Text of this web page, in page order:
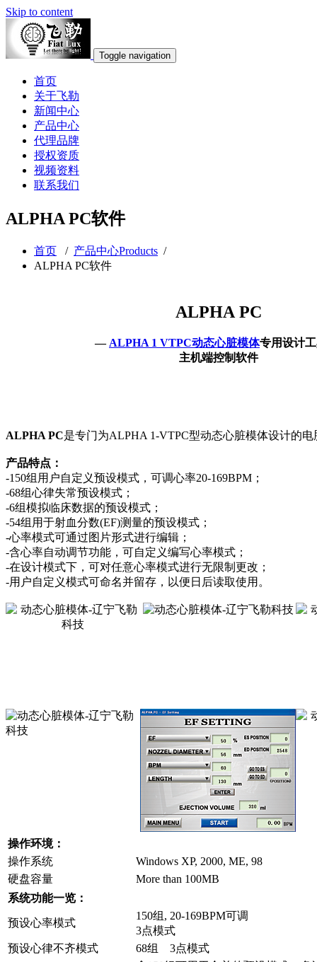
Skip to content
Toggle navigation
首页
关于飞勒
新闻中心
产品中心
代理品牌
授权资质
视频资料
联系我们
ALPHA PC软件
首页 / 产品中心Products /
ALPHA PC软件
ALPHA PC
— ALPHA 1 VTPC动态心脏模体专用设计
主机端控制软件
ALPHA PC是专门为ALPHA 1-VTPC型动态心脏模体设计的
产品特点：
-150组用户自定义预设模式，可调心率20-169BPM；
-68组心律失常预设模式；
-6组模拟临床数据的预设模式；
-54组用于射血分数(EF)测量的预设模式；
-心率模式可通过图片形式进行编辑；
-含心率自动调节功能，可自定义编写心率模式；
-在设计模式下，可对任意心率模式进行无限制更改；
-用户自定义模式可命名并留存，以便日后读取使用。
操作环境：
操作系统
Windows XP, 2000, ME, 98
硬盘容量
More than 100MB
系统功能一览：
预设心率模式
150组, 20-169BPM可调
3点模式
预设心律不齐模式
68组 3点模式